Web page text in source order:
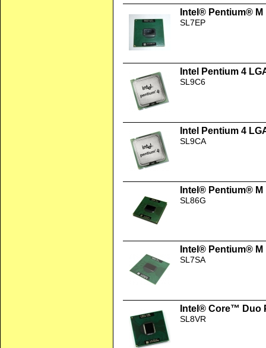
Intel® Pentium®
SL7EP
Intel Pentium 4
SL9C6
Intel Pentium 4
SL9CA
Intel® Pentium®
SL86G
Intel® Pentium®
SL7SA
Intel® Core™ Duo
SL8VR